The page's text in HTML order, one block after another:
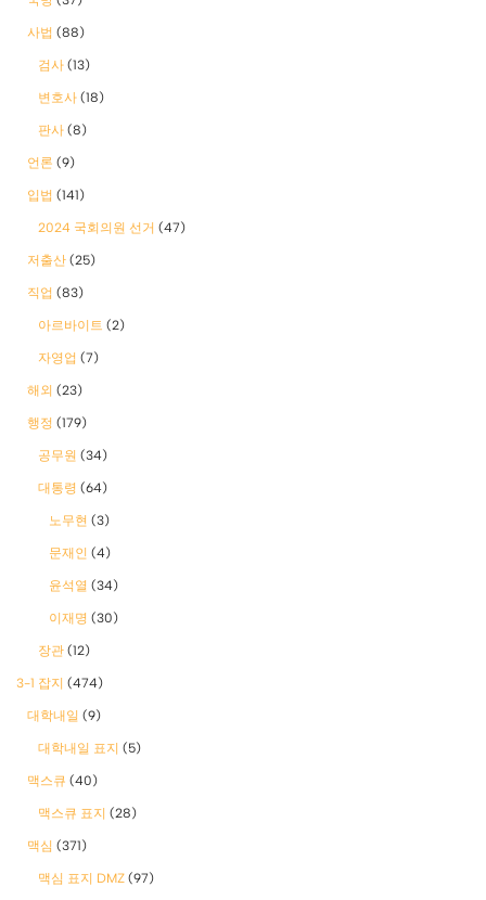
사법 (88)
검사 (13)
변호사 (18)
판사 (8)
언론 (9)
입법 (141)
2024 국회의원 선거 (47)
저출산 (25)
직업 (83)
아르바이트 (2)
자영업 (7)
해외 (23)
행정 (179)
공무원 (34)
대통령 (64)
노무현 (3)
문재인 (4)
윤석열 (34)
이재명 (30)
장관 (12)
3-1 잡지 (474)
대학내일 (9)
대학내일 표지 (5)
맥스큐 (40)
맥스큐 표지 (28)
맥심 (371)
맥심 표지 DMZ (97)